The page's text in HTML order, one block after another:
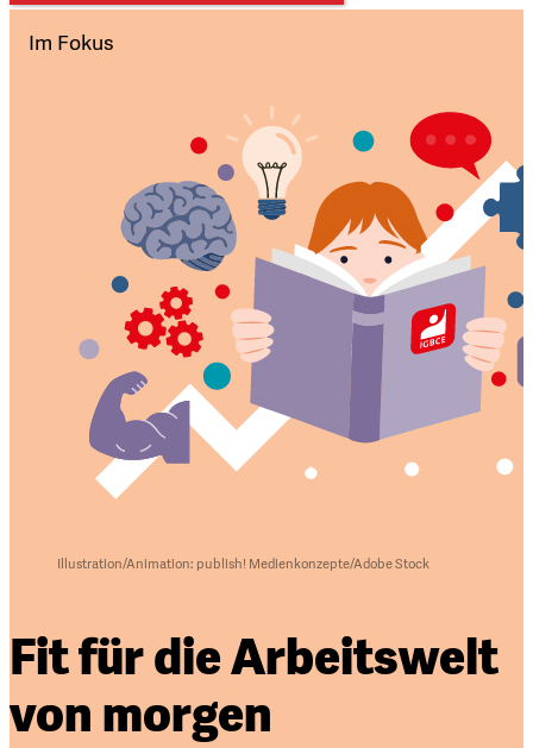
Im Fokus
Illustration/Animation: publish! Medienkonzepte/Adobe Stock
Fit für die Arbeitswelt
von morgen